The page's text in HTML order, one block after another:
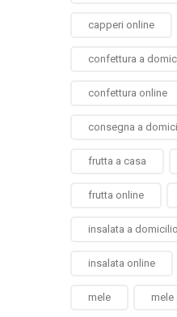
capperi online
confettura a
confettura online
consegna a
frutta a casa
frutta online
insalata a domicilio
insalata online
mele mele